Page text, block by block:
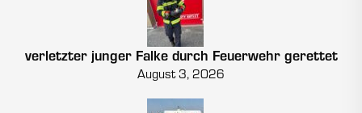
verletzter junger Falke durch Feuerwehr gerettet
August 3, 2026